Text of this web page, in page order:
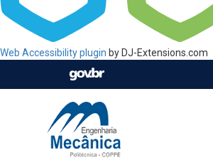
Web Accessibility plugin by DJ-Extensions.com